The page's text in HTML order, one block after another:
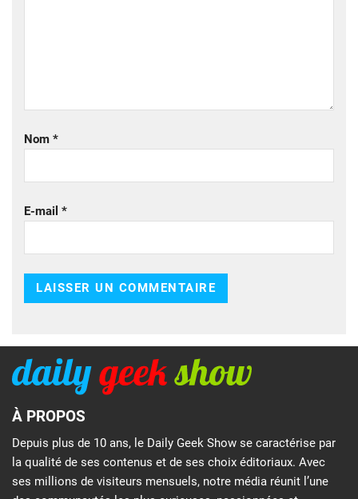
Nom *
E-mail *
À PROPOS
Depuis plus de 10 ans, le Daily Geek Show se caractérise par
la qualité de ses contenus et de ses choix éditoriaux. Avec
ses millions de visiteurs mensuels, notre média réunit l’une